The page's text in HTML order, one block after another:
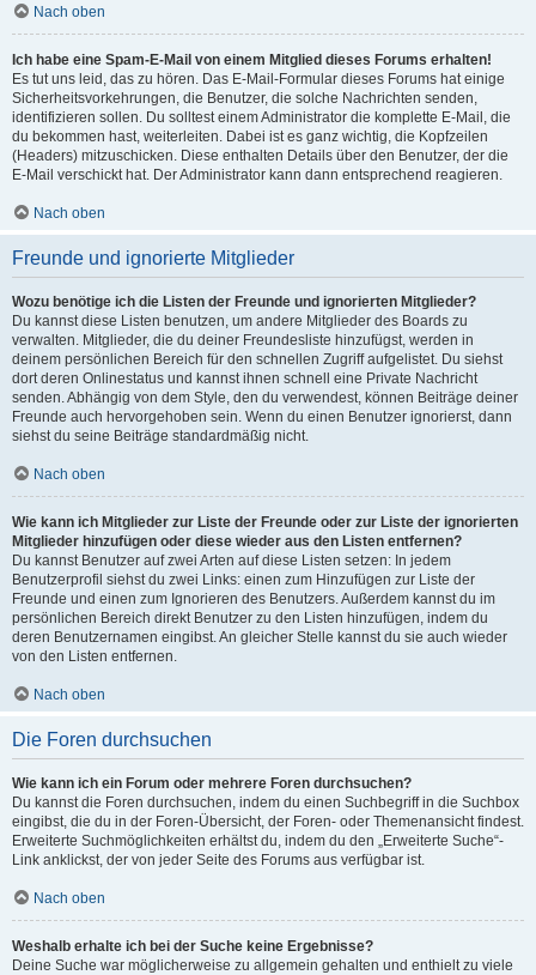
Nach oben
Ich habe eine Spam-E-Mail von einem Mitglied dieses Forums erhalten!
Es tut uns leid, das zu hören. Das E-Mail-Formular dieses Forums hat einige
Sicherheitsvorkehrungen, die Benutzer, die solche Nachrichten senden,
identifizieren sollen. Du solltest einem Administrator die komplette E-Mail, die
du bekommen hast, weiterleiten. Dabei ist es ganz wichtig, die Kopfzeilen
(Headers) mitzuschicken. Diese enthalten Details über den Benutzer, der die
E-Mail verschickt hat. Der Administrator kann dann entsprechend reagieren.
Nach oben
Freunde und ignorierte Mitglieder
Wozu benötige ich die Listen der Freunde und ignorierten Mitglieder?
Du kannst diese Listen benutzen, um andere Mitglieder des Boards zu
verwalten. Mitglieder, die du deiner Freundesliste hinzufügst, werden in
deinem persönlichen Bereich für den schnellen Zugriff aufgelistet. Du siehst
dort deren Onlinestatus und kannst ihnen schnell eine Private Nachricht
senden. Abhängig von dem Style, den du verwendest, können Beiträge deiner
Freunde auch hervorgehoben sein. Wenn du einen Benutzer ignorierst, dann
siehst du seine Beiträge standardmäßig nicht.
Nach oben
Wie kann ich Mitglieder zur Liste der Freunde oder zur Liste der ignorierten
Mitglieder hinzufügen oder diese wieder aus den Listen entfernen?
Du kannst Benutzer auf zwei Arten auf diese Listen setzen: In jedem
Benutzerprofil siehst du zwei Links: einen zum Hinzufügen zur Liste der
Freunde und einen zum Ignorieren des Benutzers. Außerdem kannst du im
persönlichen Bereich direkt Benutzer zu den Listen hinzufügen, indem du
deren Benutzernamen eingibst. An gleicher Stelle kannst du sie auch wieder
von den Listen entfernen.
Nach oben
Die Foren durchsuchen
Wie kann ich ein Forum oder mehrere Foren durchsuchen?
Du kannst die Foren durchsuchen, indem du einen Suchbegriff in die Suchbox
eingibst, die du in der Foren-Übersicht, der Foren- oder Themenansicht findest.
Erweiterte Suchmöglichkeiten erhältst du, indem du den „Erweiterte Suche“-
Link anklickst, der von jeder Seite des Forums aus verfügbar ist.
Nach oben
Weshalb erhalte ich bei der Suche keine Ergebnisse?
Deine Suche war möglicherweise zu allgemein gehalten und enthielt zu viele